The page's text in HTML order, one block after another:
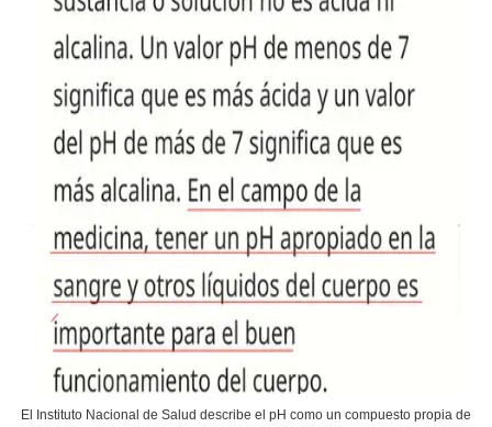
El Instituto Nacional de Salud describe el pH como un compuesto propia de